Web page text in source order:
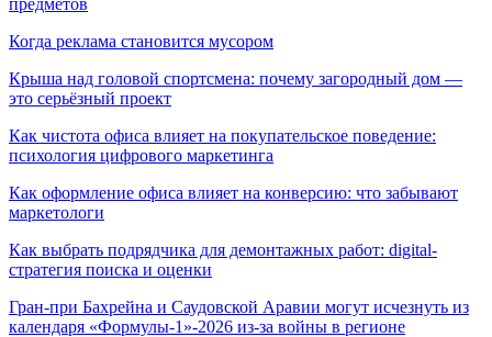
Когда реклама становится мусором
Крыша над головой спортсмена: почему загородный дом —
это серьёзный проект
Как чистота офиса влияет на покупательское поведение:
психология цифрового маркетинга
Как оформление офиса влияет на конверсию: что забывают
маркетологи
Как выбрать подрядчика для демонтажных работ: digital-
стратегия поиска и оценки
Гран-при Бахрейна и Саудовской Аравии могут исчезнуть из
календаря «Формулы-1»-2026 из-за войны в регионе